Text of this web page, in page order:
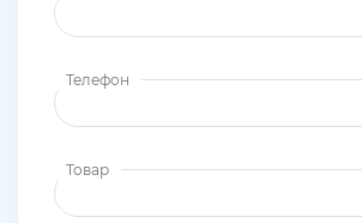
Телефон
Товар